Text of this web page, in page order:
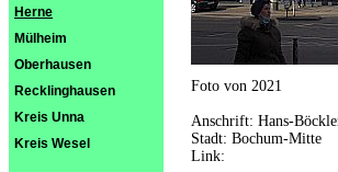
Herne
Mülheim
Oberhausen
Recklinghausen
Kreis Unna
Kreis Wesel
Foto von 2021
Anschrift: Hans-
Stadt: Bochum-Mitte
Link: